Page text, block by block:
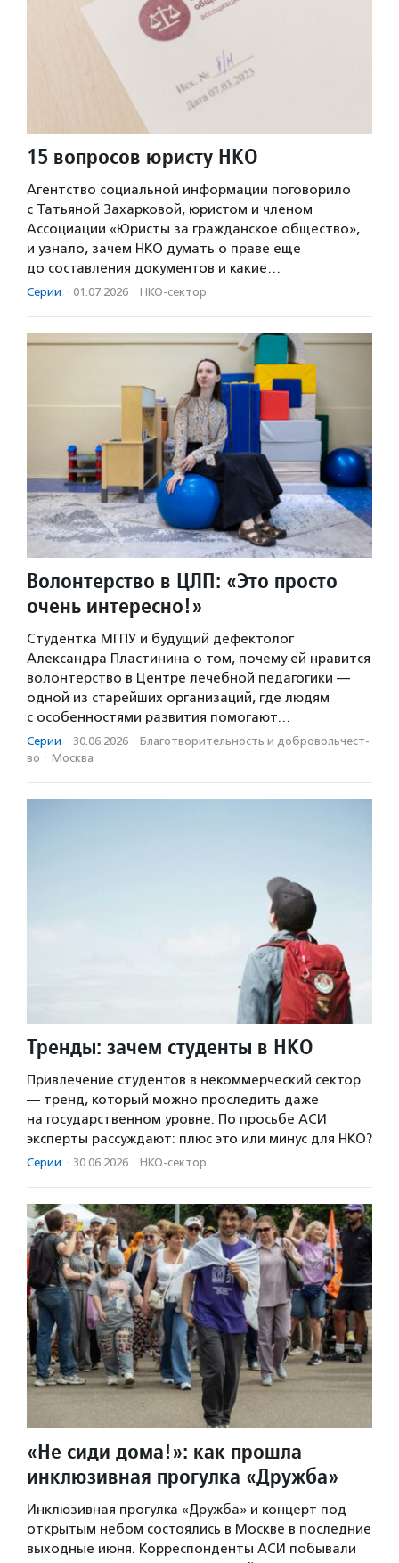
15 вопросов юристу НКО
Агентство социальной информации поговорило
с Татьяной Захарковой, юристом и членом
Ассоциации «Юристы за гражданское общество»,
и узнало, зачем НКО думать о праве еще
до составления документов и какие…
Серии · 01.07.2026 · НКО-сектор
Волонтерство в ЦЛП: «Это просто
очень интересно!»
Студентка МГПУ и будущий дефектолог
Александра Пластинина о том, почему ей нравится
волонтерство в Центре лечебной педагогики —
одной из старейших организаций, где людям
с особенностями развития помогают…
Серии · 30.06.2026 · Благотвори­тель­ность и доброволь­чест­
во · Москва
Тренды: зачем студенты в НКО
Привлечение студентов в некоммерческий сектор
— тренд, который можно проследить даже
на государственном уровне. По просьбе АСИ
эксперты рассуждают: плюс это или минус для НКО?
Серии · 30.06.2026 · НКО-сектор
«Не сиди дома!»: как прошла
инклюзивная прогулка «Дружба»
Инклюзивная прогулка «Дружба» и концерт под
открытым небом состоялись в Москве в последние
выходные июня. Корреспонденты АСИ побывали